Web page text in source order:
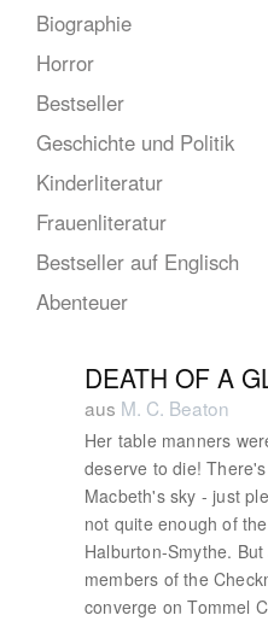
Biographie
Horror
Bestseller
Geschichte und Politik
Kinderliteratur
Frauenliteratur
Bestseller auf Englisch
Abenteuer
DEATH OF A
aus M. C. Beaton
Her table manners
deserve to die!
Macbeth's sky - just
not quite enough of
Halburton-Smythe.
members of the
converge on Tommel